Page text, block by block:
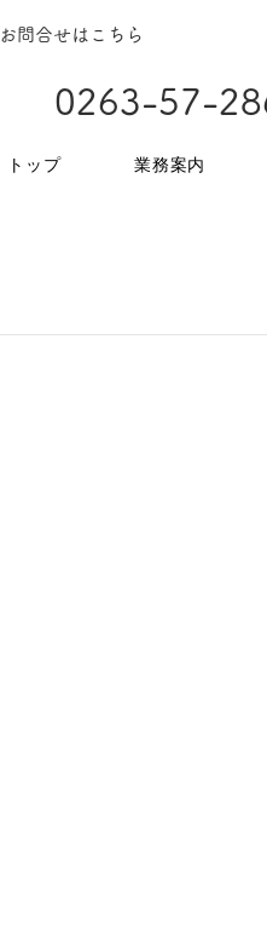
お問合せはこちら
0263-57-
トップ 業務案内